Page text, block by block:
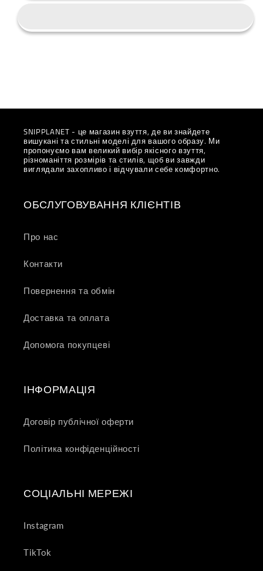
Skeleton
Skeleton
SNIPPLANET - це магазин взуття, де ви знайдете
вишукані та стильні моделі для вашого образу. Ми
пропонуємо вам великий вибір якісного взуття,
різноманіття розмірів та стилів, щоб ви завжди
виглядали захопливо і відчували себе комфортно.
ОБСЛУГОВУВАННЯ КЛІЄНТІВ
Про нас
Контакти
Повернення та обмін
Доставка та оплата
Допомога покупцеві
ІНФОРМАЦІЯ
Договір публічної оферти
Політика конфіденційності
СОЦІАЛЬНІ МЕРЕЖІ
Instagram
TikTok